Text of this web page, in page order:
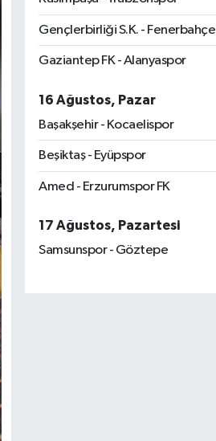
Gençlerbirliği S.K. - Fenerbahçe
Gaziantep FK - Alanyaspor
16 Ağustos, Pazar
Başakşehir - Kocaelispor
Beşiktaş - Eyüpspor
Amed - Erzurumspor FK
17 Ağustos, Pazartesi
Samsunspor - Göztepe